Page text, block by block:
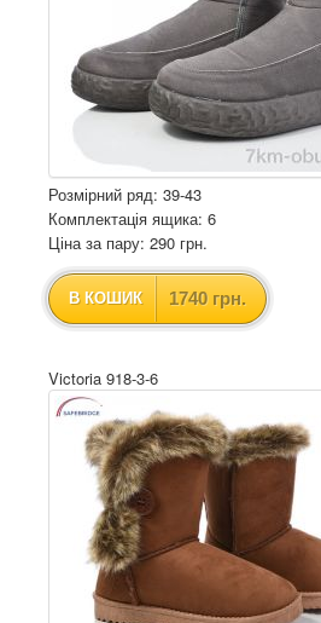
Розмірний ряд: 39-43
Комплектація ящика: 6
Ціна за пару: 290 грн.
В КОШИК 1740 грн.
Victoria 918-3-6